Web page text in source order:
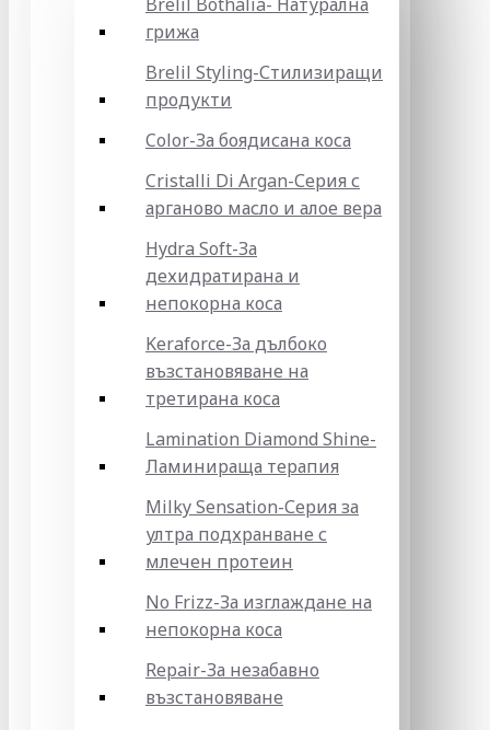
грижа
Brelil Styling-Стилизиращи
продукти
Color-За боядисана коса
Cristalli Di Argan-Серия с
арганово масло и алое вера
Hydra Soft-За
дехидратирана и
непокорна коса
Keraforce-За дълбоко
възстановяване на
третирана коса
Lamination Diamond Shine-
Ламинираща терапия
Milky Sensation-Серия за
ултра подхранване с
млечен протеин
No Frizz-За изглаждане на
непокорна коса
Repair-За незабавно
възстановяване